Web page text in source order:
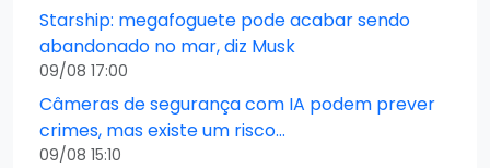
Starship: megafoguete pode acabar sendo
abandonado no mar, diz Musk
09/08 17:00
Câmeras de segurança com IA podem prever
crimes, mas existe um risco…
09/08 15:10